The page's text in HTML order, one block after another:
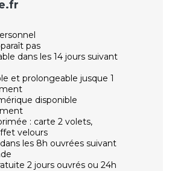
pas
dans les 14 jours suivant
et prolongeable jusque 1
disponible
: carte 2 volets,
velours
les 8h ouvrées suivant
2 jours ouvrés ou 24h